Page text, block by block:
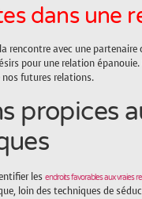
dans une
avec une
pour une relation
nos futures relations.
propices
les endroits favorables aux vraies
loin des techniques de